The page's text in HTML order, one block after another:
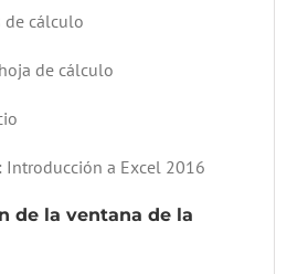
de cálculo
de cálculo
Introducción a Excel 2016
de la ventana de la